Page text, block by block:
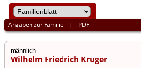
Angaben zur Familie | PDF
männlich
Wilhelm Friedrich Krüger